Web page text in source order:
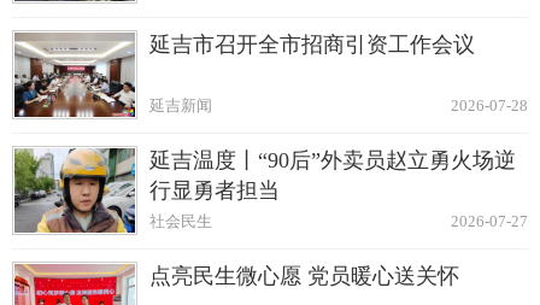
延吉市召开全市招商引资工作会议
2026-07-28
延吉新闻
延吉温度丨“90后”外卖员赵立勇火场逆
行显勇者担当
2026-07-27
社会民生
点亮民生微心愿 党员暖心送关怀